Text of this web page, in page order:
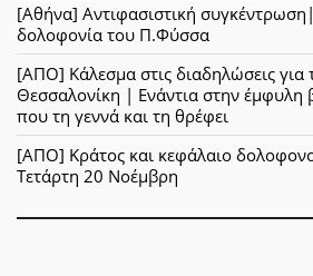
[Αθήνα] Αντιφασιστική
δολοφονία του Π.Φύσσα
[ΑΠΟ] Κάλεσμα στις διαδηλώσεις για
Θεσσαλονίκη | Ενάντια στην έμφυλη
που τη γεννά και τη θρέφει
[ΑΠΟ] Κράτος και κεφάλαιο
Τετάρτη 20 Νοέμβρη